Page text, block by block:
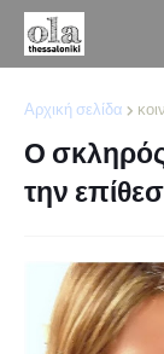
Αρχική σελίδα
Ο
την